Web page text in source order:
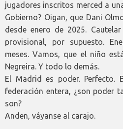
jugadores inscritos merced a
Gobierno? Oigan, que Dani
desde enero de 2025.
provisional, por supuesto.
meses. Vamos, que el niño
Negreira. Y todo lo demás.
El Madrid es poder. Perfecto.
federación entera, ¿son poder
son?
Anden, váyanse al carajo.